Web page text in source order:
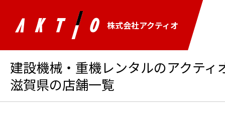
株式会社アクティオ
建設機械・重機レンタルのアクティ
滋賀県の店舗一覧